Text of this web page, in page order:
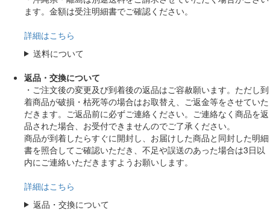
ます。金額は受注明細書でご確認ください。
詳細はこちら
送料について
返品・交換について
・ご注文後の変更及び到着後の返品はご容赦願います。ただし到
着商品が破損・枯死等の場合はお取替え、ご返金等をさせていた
だきます。ご返品前に必ずご連絡ください。ご連絡なく商品を返
品された場合、お受付できませんのでご了承ください。
商品が到着したらすぐに開封し、お届けした商品と同封した明細
書を照合してご確認いただき、不足や誤送のあった場合は3日以
内にご連絡いただきますようお願いします。
詳細はこちら
返品・交換について